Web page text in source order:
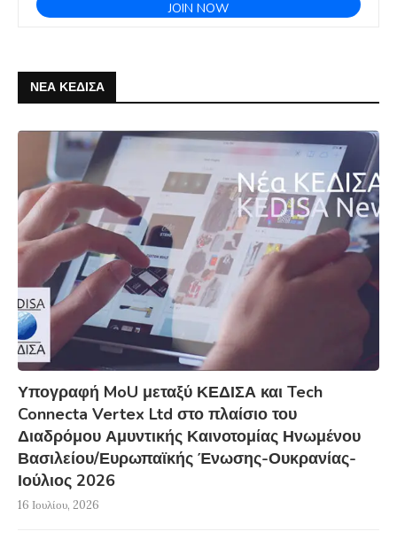
ΝΕΑ ΚΕΔΙΣΑ
Υπογραφή MoU μεταξύ ΚΕΔΙΣΑ και Tech
Connecta Vertex Ltd στο πλαίσιο του
Διαδρόμου Αμυντικής Καινοτομίας Ηνωμένου
Βασιλείου/Ευρωπαϊκής Ένωσης-Ουκρανίας-
Ιούλιος 2026
16 Ιουλίου, 2026